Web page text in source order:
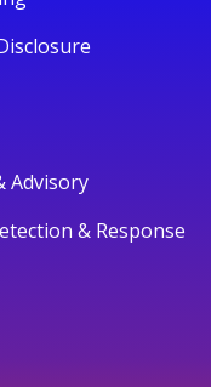
Advisory
& Response